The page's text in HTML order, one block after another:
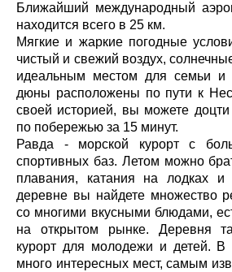
Ближайший международный
находится всего в 25 км.
Мягкие и жаркие погодные
чистый и свежий воздух,
идеальным местом для семьи и
дюны расположены по пути к
своей историей, вы можете
по побережью за 15 минут.
Равда - морской курорт с
спортивных баз. Летом можно
плавания, катания на лодках
деревне вы найдете множество
со многими вкусными блюдами,
на открытом рынке. Деревня
курорт для молодежи и детей.
много интересных мест, самым